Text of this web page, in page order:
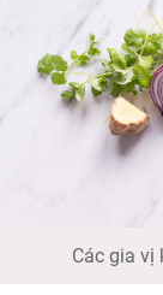
Các gia vị